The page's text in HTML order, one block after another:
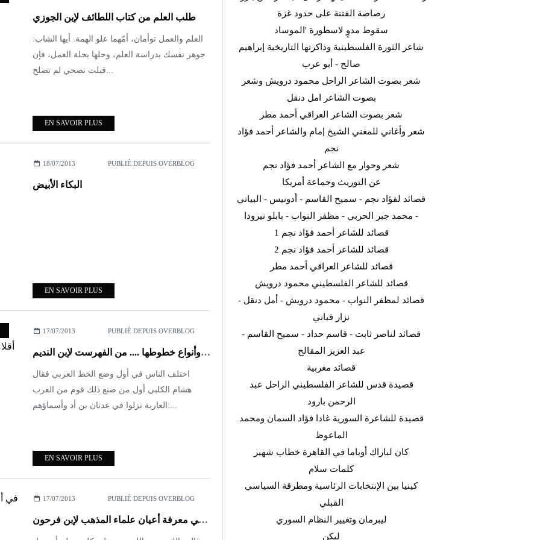
طلب العلم من كتاب اللطائف لإبن الجوزي
العلم والعمل توأمان، أمّهما علو الهمة. أيها الشاب:
جوهر نفسك بدراسة العلم، وحلها بحلة العمل، فإن
EN SAVOIR PLUS
18/07/2013 PUBLIÉ DEPUIS OVERBLOG
البكاء الأبيض
EN SAVOIR PLUS
17/07/2013 PUBLIÉ DEPUIS OVERBLOG
لغات الأمم من العرب والعجم ونعوت أقلامها وأنواع خطوطها .... من الفهرست لإبن النديم
اختلف الناس في أول وضع الخط العربي فقال
هشام الكلبي أول من صنع ذلك قوم من العرب
العاربة نزلوا في عدنان بن أد وأسماؤهم:...
EN SAVOIR PLUS
17/07/2013 PUBLIÉ DEPUIS OVERBLOG
في أخبار مالك مع الملوك ومحنته من كتاب الديباج المذهب في معرفة أعيان علماء المذهب لإبن فرحون
رصاصة الفتنة على حدود غزة
سقوط مدوٍ لاسطورة 'الموساد
شاعر الثورة الفلسطينية وذاكرتها التاريخية إبراهيم
صالح - أبو عرب
شعر بصوت الشاعر الراحل محمود درويش وشعر
بصوت الشاعر امل دنقل
شعر بصوت الشاعر العراقي أحمد مطر
شعر وأغاني للمغني الشيخ إمام والشاعر أحمد فؤاد
نجم
شعر وحوار مع الشاعر أحمد فؤاد نجم
عن التوريث وجماعة أمريكا
قصائد لفؤاد نجم - سميح القاسم - أدونيس - البياتي
- محمد جبر الحربي - مظفر النواب - بابلو نيرودا
قصائد للشاعر أحمد فؤاد نجم 1
قصائد للشاعر أحمد فؤاد نجم 2
قصائد للشاعر العراقي أحمد مطر
قصائد للشاعر الفلسطيني محمود درويش
قصائد لمظفر النواب - محمود درويش - أمل دنقل -
نزار قباني
قصائد لناصر ثابت - قاسم حداد - سميح القاسم -
عبد العزيز المقالح
قصائد مغربية
قصيدة قدس للشاعر الفلسطيني الراحل عبد
الرحمن بارود
قصيدة للشاعرة السورية غادا فؤاد السمان ومحمد
الماعوظ
كان لباراك أوباما في القاهرة خطاب شهير
كلمات سلام
كينيا بين الإنتخابات الرئاسية ومطرقة السياسي
القبلي
ليبرمان وتغيير النظام السوري
ليكن